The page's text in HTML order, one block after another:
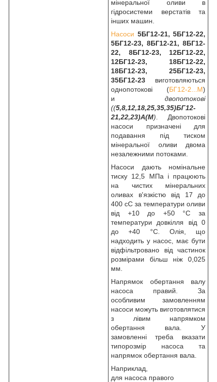
мінеральної оливи в
гідросистеми верстатів та
інших машин.
Насоси 5БГ12-21, 5БГ12-22,
5БГ12-23, 8БГ12-21, 8БГ12-
22, 8БГ12-23, 12БГ12-22,
12БГ12-23, 18БГ12-22,
18БГ12-23, 25БГ12-23,
35БГ12-23
виготовляються
однопотокові (БГ12-2...М)
и
двопотокові
((5,8,12,18,25,35,35)БГ12-
21,22,23)А(М) . Двопотокові
насоси призначені для
подавання під тиском
мінеральної оливи двома
незалежними потоками.
Насоси дають номінальне
тиску 12,5 МПа і працюють
на чистих мінеральних
оливах в'язкістю від 17 до
400 сС за температури оливи
від +10 до +50 °C за
температури довкілля від 0
до +40 °C. Олія, що
надходить у насос, має бути
відфільтровано від частинок
розмірами більш ніж 0,025
мм.
Напрямок обертання валу
насоса правий. За
особливим замовленням
насоси можуть виготовлятися
з лівим напрямком
обертання вала. У
замовленні треба вказати
типорозмір насоса та
напрямок обертання вала.
Наприклад,
для насоса правого